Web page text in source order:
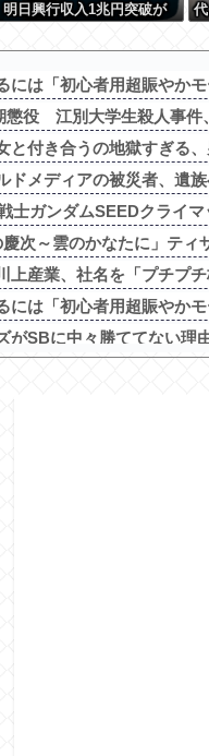
日興行収入1兆円突破が
には「初心者用超賑やか
懲役 江別大学生殺人事件
と付き合うの地獄すぎる
ドメディアの被災者、遺
士ガンダムSEEDクライマ
次～雲のかなたに」ティ
上産業、社名を「プチプ
には「初心者用超賑やか
がSBに中々勝ててない理